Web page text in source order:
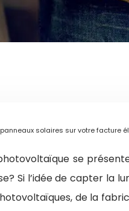
solaires sur votre facture
se
Si l’idée de capter la
de la